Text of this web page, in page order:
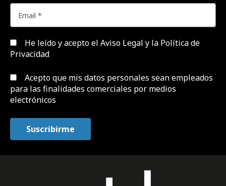
He leído y acepto el Aviso Legal y la Política de
Privacidad
Acepto que mis datos personales sean empleados
para las finalidades comerciales por medios
electrónicos